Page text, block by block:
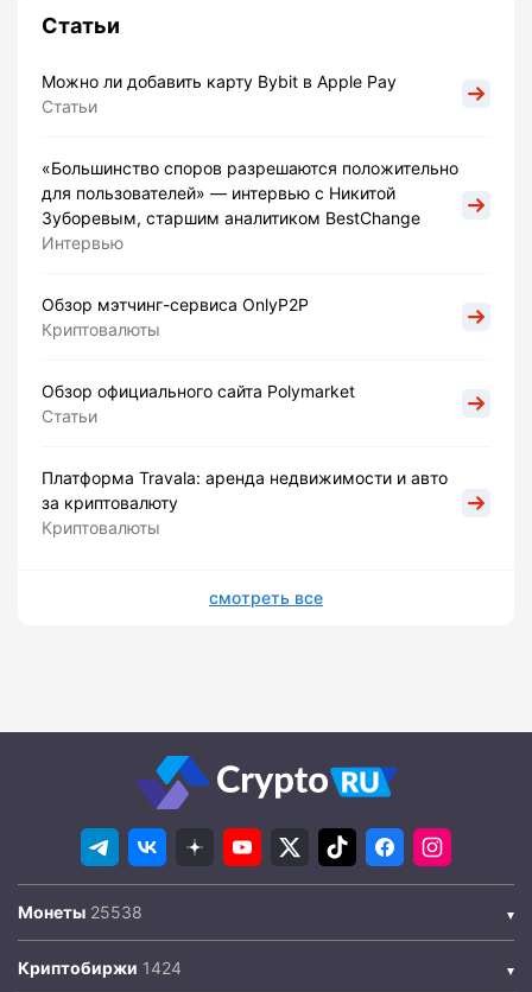
Статьи
Можно ли добавить карту Bybit в Apple Pay
Статьи
«Большинство споров разрешаются положительно
для пользователей» — интервью с Никитой
Зуборевым, старшим аналитиком BestChange
Интервью
Обзор мэтчинг-сервиса OnlyP2P
Криптовалюты
Обзор официального сайта Polymarket
Статьи
Платформа Travala: аренда недвижимости и авто
за криптовалюту
Криптовалюты
смотреть все
Монеты
Криптобиржи